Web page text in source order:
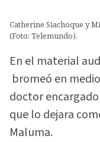
Catherine Siachoque y
(Foto: Telemundo).
En el material
bromeó en
doctor
que lo dejara
Maluma.